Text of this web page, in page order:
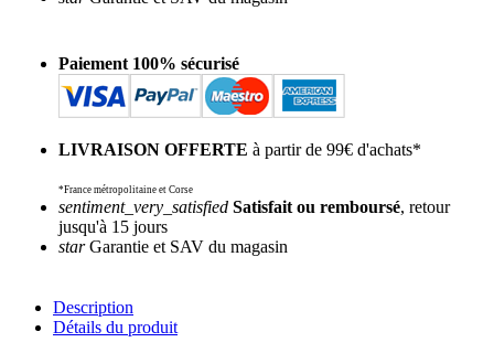
Paiement 100% sécurisé
LIVRAISON OFFERTE à partir de 99€ d'achats*
*France métropolitaine et Corse
sentiment_very_satisfied Satisfait ou remboursé, retour
jusqu'à 15 jours
starGarantie et SAV du magasin
Description
Détails du produit